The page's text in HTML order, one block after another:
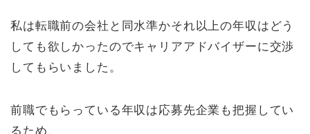
私は転職前の会社と同水準かそれ以上の年収はどう
しても欲しかったのでキャリアアドバイザーに交渉
してもらいました。
前職でもらっている年収は応募先企業も把握してい
るため、